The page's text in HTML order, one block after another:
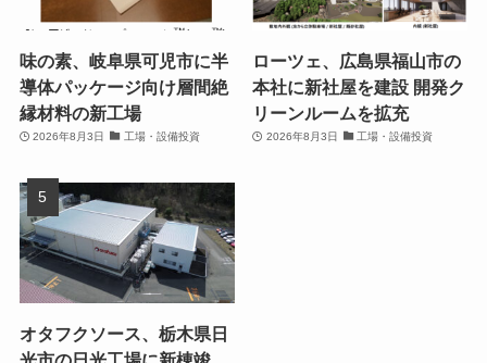
味の素、岐阜県可児市に半
導体パッケージ向け層間絶
縁材料の新工場
2026年8月3日 工場・設備投資
ローツェ、広島県福山市の
本社に新社屋を建設 開発ク
リーンルームを拡充
2026年8月3日 工場・設備投資
オタフクソース、栃木県日